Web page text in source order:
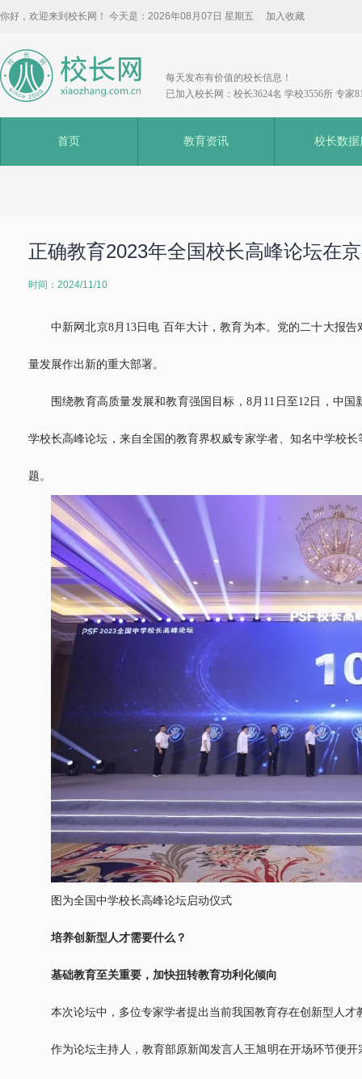
你好，欢迎来到校长网！ 今天是： 2026年08月07日 星期五 加入收藏
每天发布有价值的校长信息！
已加入校长网：校长3624名 学校3556所 专家
首页 教育资讯 校长数据
正确教育2023年全国校长高峰论坛在
时间：2024/11/10
中新网北京8月13日电 百年大计，教育为本。党的二十大报
量发展作出新的重大部署。
围绕教育高质量发展和教育强国目标，8月11日至12日，中
学校长高峰论坛，来自全国的教育界权威专家学者、知名中学校
题。
图为全国中学校长高峰论坛启动仪式
培养创新型人才需要什么？
基础教育至关重要，加快扭转教育功利化倾向
本次论坛中，多位专家学者提出当前我国教育存在创新型人才
作为论坛主持人，教育部原新闻发言人王旭明在开场环节便